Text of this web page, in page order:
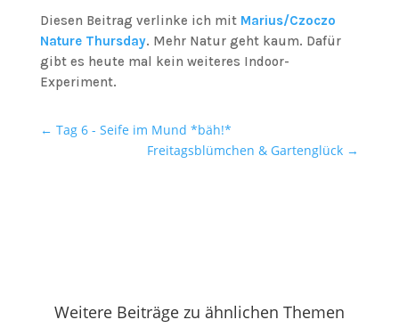
Diesen Beitrag verlinke ich mit Marius/Czoczo
Nature Thursday. Mehr Natur geht kaum. Dafür
gibt es heute mal kein weiteres Indoor-
Experiment.
← Tag 6 - Seife im Mund *bäh!*
Freitagsblümchen & Gartenglück →
Weitere Beiträge zu ähnlichen Themen